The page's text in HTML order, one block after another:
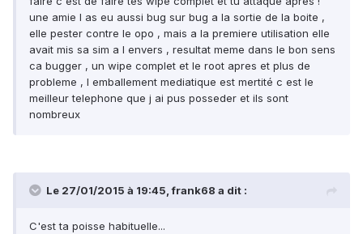
une amie l as eu aussi bug sur bug a la sortie de la boite ,
elle pester contre le opo , mais a la premiere utilisation elle
avait mis sa sim a l envers , resultat meme dans le bon sens
ca bugger , un wipe complet et le root apres et plus de
probleme , l emballement mediatique est mertité c est le
meilleur telephone que j ai pus posseder et ils sont
nombreux
Le 27/01/2015 à 19:45, frank68 a dit :
C'est ta poisse habituelle...